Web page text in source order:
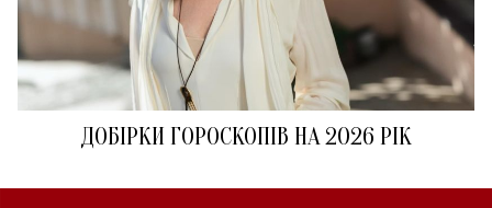
ДОБІРКИ ГОРОСКОПІВ НА 2026 РІК